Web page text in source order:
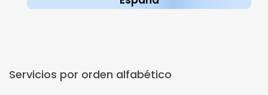
Servicios por orden alfabético